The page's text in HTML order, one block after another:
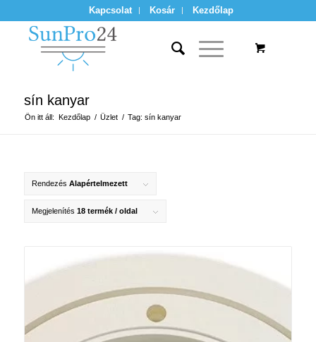
Kapcsolat Kosár Kezdőlap
sín kanyar
Ön itt áll: Kezdőlap / Üzlet / Tag: sín kanyar
Rendezés Alapértelmezett
Megjelenítés 18 termék / oldal